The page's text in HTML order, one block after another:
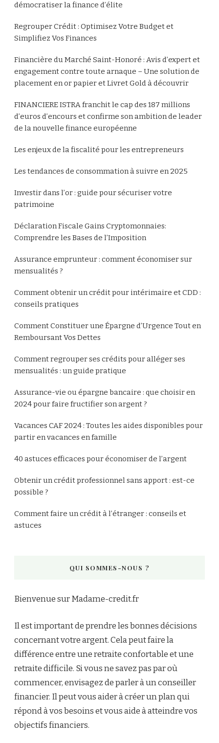
démocratiser la finance d’élite
Regrouper Crédit : Optimisez Votre Budget et
Simplifiez Vos Finances
Financière du Marché Saint-Honoré : Avis d’expert et
engagement contre toute arnaque – Une solution de
placement en or papier et Livret Gold à découvrir
FINANCIERE ISTRA franchit le cap des 187 millions
d’euros d’encours et confirme son ambition de leader
de la nouvelle finance européenne
Les enjeux de la fiscalité pour les entrepreneurs
Les tendances de consommation à suivre en 2025
Investir dans l’or : guide pour sécuriser votre
patrimoine
Déclaration Fiscale Gains Cryptomonnaies:
Comprendre les Bases de l’Imposition
Assurance emprunteur : comment économiser sur
mensualités ?
Comment obtenir un crédit pour intérimaire et CDD :
conseils pratiques
Comment Constituer une Épargne d’Urgence Tout en
Remboursant Vos Dettes
Comment regrouper ses crédits pour alléger ses
mensualités : un guide pratique
Assurance-vie ou épargne bancaire : que choisir en
2024 pour faire fructifier son argent ?
Vacances CAF 2024 : Toutes les aides disponibles pour
partir en vacances en famille
40 astuces efficaces pour économiser de l’argent
Obtenir un crédit professionnel sans apport : est-ce
possible ?
Comment faire un crédit à l’étranger : conseils et
astuces
QUI SOMMES-NOUS ?
Bienvenue sur Madame-credit.fr
Il est important de prendre les bonnes décisions
concernant votre argent. Cela peut faire la
différence entre une retraite confortable et une
retraite difficile. Si vous ne savez pas par où
commencer, envisagez de parler à un conseiller
financier. Il peut vous aider à créer un plan qui
répond à vos besoins et vous aide à atteindre vos
objectifs financiers.